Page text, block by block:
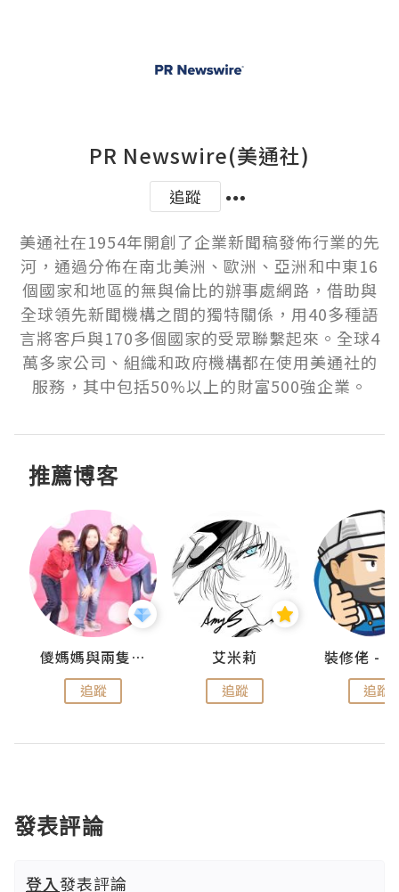
PR Newswire(美通社)
追蹤
美通社在1954年開創了企業新聞稿發佈行業的先
河，通過分佈在南北美洲、歐洲、亞洲和中東16
個國家和地區的無與倫比的辦事處網路，借助與
全球領先新聞機構之間的獨特關係，用40多種語
言將客戶與170多個國家的受眾聯繫起來。全球4
萬多家公司、組織和政府機構都在使用美通社的
服務，其中包括50%以上的財富500強企業。
推薦博客
儍媽媽與兩隻小魔怪之家
追蹤
艾米莉
追蹤 追蹤
發表評論
登入發表評論